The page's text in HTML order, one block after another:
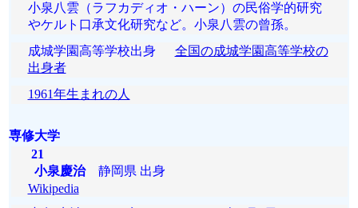
小泉八雲（ラフカディオ・ハーン）の民俗学的研究
やケルト口承文化研究など。小泉八雲の曾孫。
成城学園高等学校出身 全国の成城学園高等学校の
出身者
1961年生まれの人
専修大学
21
小泉慶治静岡県 出身
Wikipedia